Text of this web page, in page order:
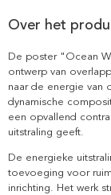
Over het
De poster "Ocean
ontwerp van
naar de energie van
dynamische
een opvallend
uitstraling geeft.
De energieke
toevoeging voor
inrichting. Het werk